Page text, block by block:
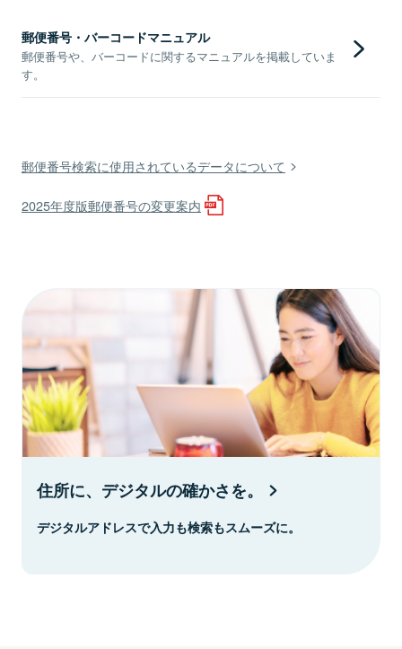
郵便番号・バーコードマニュアル
郵便番号や、バーコードに関するマニュアルを掲載していま
す。
郵便番号検索に使用されているデータについて
2025年度版郵便番号の変更案内
住所に、デジタルの確かさを。
デジタルアドレスで入力も検索もスムーズに。